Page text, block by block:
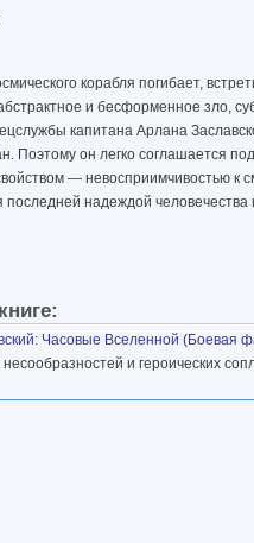
корабля погибает,
и бесформенное зло,
капитана Арлана
Поэтому он легко соглашается
— невосприимчивостью к
последней надеждой
: Часовые Вселенной (Боевая
и героических